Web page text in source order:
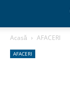
Acasă AFACERI
AFACERI